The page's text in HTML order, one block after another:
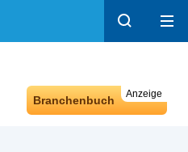
Suchen
Anzeige
Branchenbuch